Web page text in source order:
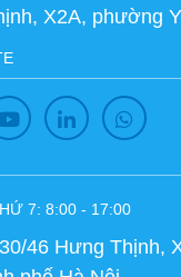
X2A, phường
7: 8:00 - 17:00
30/46 Hưng Thịnh,